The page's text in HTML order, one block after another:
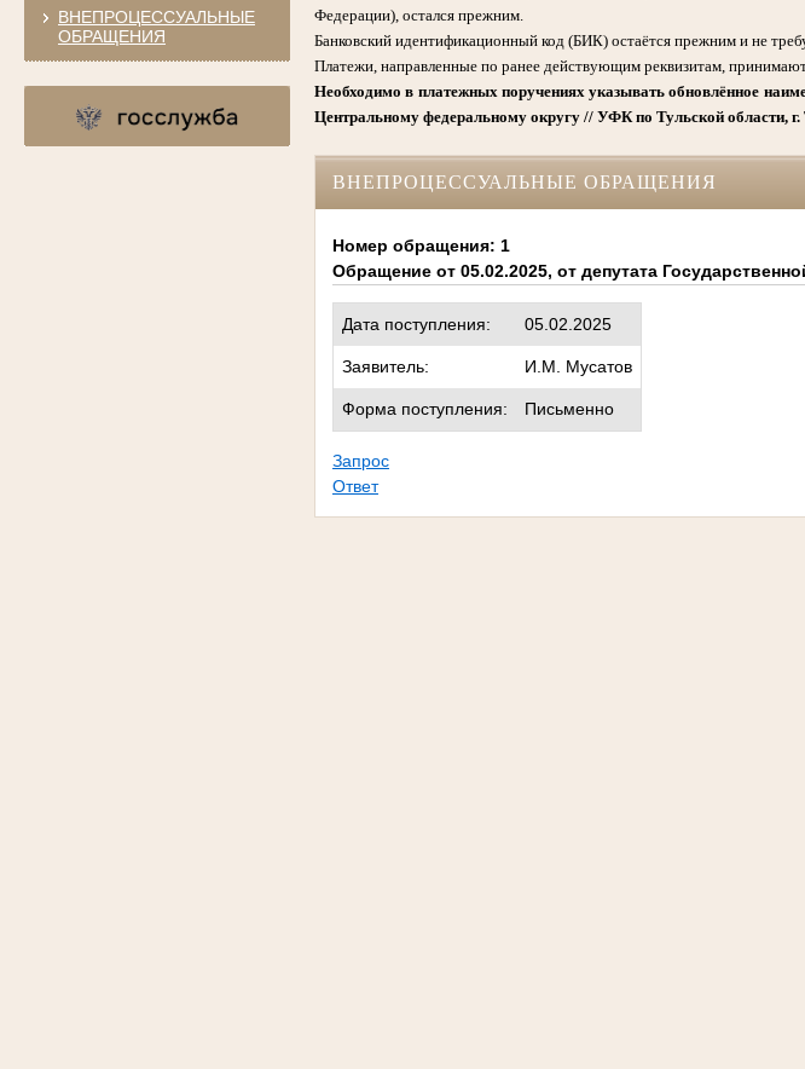
ВНЕПРОЦЕССУАЛЬНЫЕ
ОБРАЩЕНИЯ
Федерации), остался прежним.
Банковский идентификационный код (БИК) остаётся прежним и не
Платежи, направленные по ранее действующим реквизитам,
Необходимо в платежных поручениях указывать обновлённое
Центральному федеральному округу // УФК по Тульской области, г.
ВНЕПРОЦЕССУАЛЬНЫЕ ОБРАЩЕНИЯ
Номер обращения: 1
Обращение от 05.02.2025, от депутата
Дата поступления: 05.02.2025
Заявитель: И.М. Мусатов
Форма поступления: Письменно
Запрос
Ответ